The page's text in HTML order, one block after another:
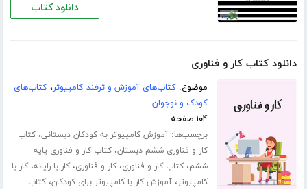
دانلود کتاب
دانلود کتاب کار و فناوری
موضوع:کتاب‌های آموزش و ترفند کامپیوتر،کتاب‌های
کودک و نوجوان
۱۰۴ صفحه
برچسب‌ها:آموزش کامپیوتر به کودکان دبستانی،کتاب
کار و فناوری ششم دبستان،کتاب کار و فناوری پایه
ششم،کتاب کار و فناوری،کار و فناوری،کار با رایانه،کار با
کامپیوتر،آموزش کار با کامپیوتر برای کودکان،کتاب